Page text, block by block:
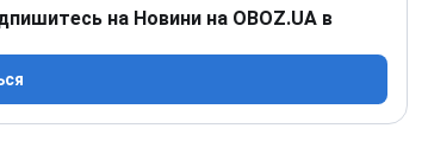
на Новини на OBOZ.UA в